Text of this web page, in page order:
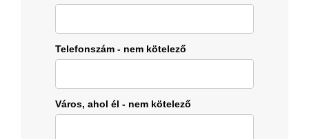
Telefonszám - nem kötelező
Város, ahol él - nem kötelező